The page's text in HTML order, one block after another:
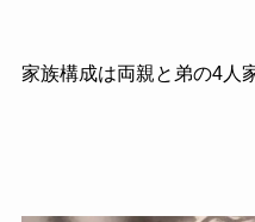
家族構成は両親と弟の4人